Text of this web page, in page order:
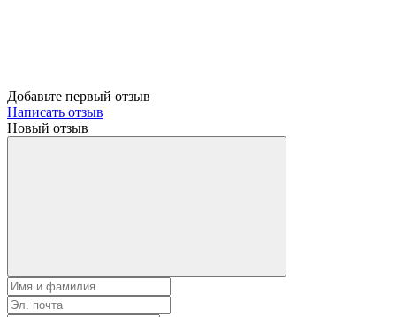
Добавьте первый отзыв
Написать отзыв
Новый отзыв